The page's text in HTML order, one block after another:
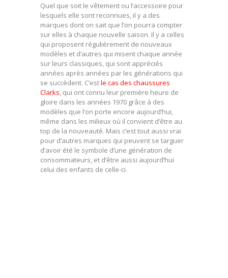
Quel que soit le vêtement ou l’accessoire pour
lesquels elle sont reconnues, il y a des
marques dont on sait que l’on pourra compter
sur elles à chaque nouvelle saison. Il y a celles
qui proposent régulièrement de nouveaux
modèles et d’autres qui misent chaque année
sur leurs classiques, qui sont appréciés
années après années par les générations qui
se succèdent. C’estle cas des chaussures
Clarks, qui ont connu leur première heure de
gloire dans les années 1970 grâce à des
modèles que l’on porte encore aujourd’hui,
même dans les milieux où il convient d’être au
top de la nouveauté. Mais c’est tout aussi vrai
pour d’autres marques qui peuvent se targuer
d’avoir été le symbole d’une génération de
consommateurs, et d’être aussi aujourd’hui
celui des enfants de celle-ci.